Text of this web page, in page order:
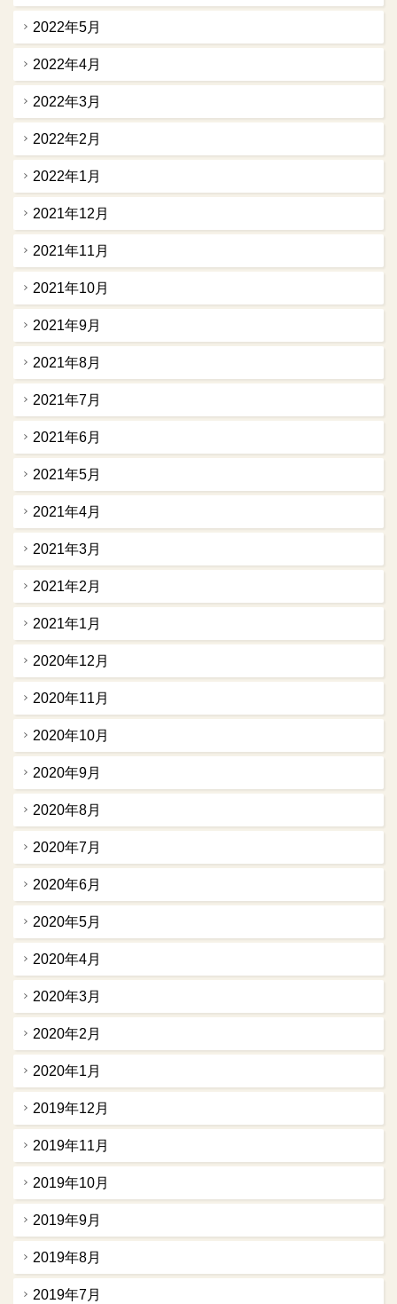
2022年5月
2022年4月
2022年3月
2022年2月
2022年1月
2021年12月
2021年11月
2021年10月
2021年9月
2021年8月
2021年7月
2021年6月
2021年5月
2021年4月
2021年3月
2021年2月
2021年1月
2020年12月
2020年11月
2020年10月
2020年9月
2020年8月
2020年7月
2020年6月
2020年5月
2020年4月
2020年3月
2020年2月
2020年1月
2019年12月
2019年11月
2019年10月
2019年9月
2019年8月
2019年7月